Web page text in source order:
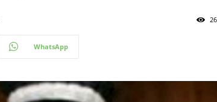
WhatsApp